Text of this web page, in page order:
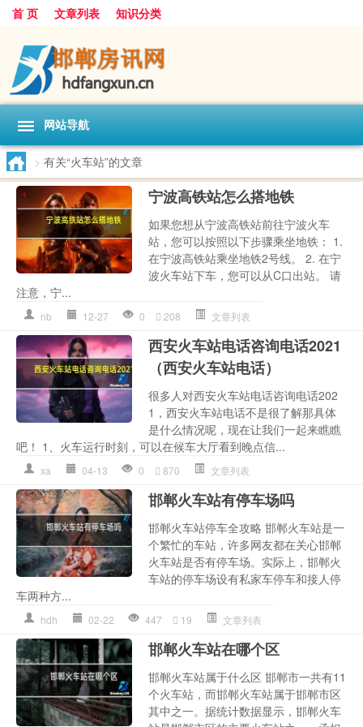
首 页 文章列表 知识分类
网站导航
> 有关“火车站”的文章
宁波高铁站怎么搭地铁
如果您想从宁波高铁站前往宁波火车
站，您可以按照以下步骤乘坐地铁： 1.
在宁波高铁站乘坐地铁2号线。 2. 在宁
波火车站下车，您可以从C口出站。 请
注意，宁...
nb 12-27 0 208 文章列表
西安火车站电话咨询电话2021
（西安火车站电话）
很多人对西安火车站电话咨询电话202
1，西安火车站电话不是很了解那具体
是什么情况呢，现在让我们一起来瞧瞧
吧！ 1、火车运行时刻，可以在候车大厅看到晚点信...
xa 04-13 0 870 文章列表
邯郸火车站有停车场吗
邯郸火车站停车全攻略 邯郸火车站是一
个繁忙的车站，许多网友都在关心邯郸
火车站是否有停车场。实际上，邯郸火
车站的停车场设有私家车停车和接人停
车两种方...
hdh 02-22 447 19 文章列表
邯郸火车站在哪个区
邯郸火车站属于什么区 邯郸市一共有11
个火车站，而邯郸火车站属于邯郸市区
其中之一。据统计数据显示，邯郸火车